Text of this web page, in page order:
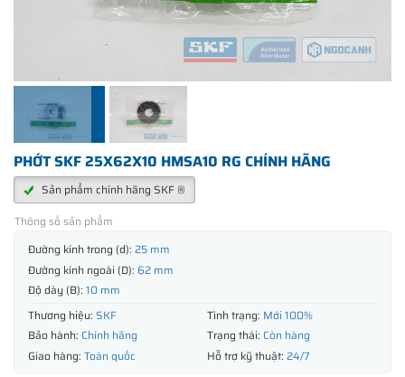
PHỚT SKF 25X62X10 HMSA10 RG CHÍNH HÃNG
Sản phẩm chính hãng SKF ®
Thông số sản phẩm
Đường kính trong (d): 25 mm
Đường kính ngoài (D): 62 mm
Độ dày (B): 10 mm
Thương hiệu: SKF Tình trạng: Mới 100%
Bảo hành: Chính hãng Trạng thái: Còn hàng
Giao hàng: Toàn quốc Hỗ trợ kỹ thuật: 24/7